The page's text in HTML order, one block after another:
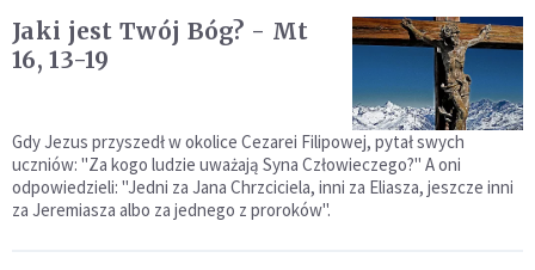
Jaki jest Twój Bóg? - Mt
16, 13-19
Gdy Jezus przyszedł w okolice Cezarei Filipowej, pytał swych
uczniów: "Za kogo ludzie uważają Syna Człowieczego?" A oni
odpowiedzieli: "Jedni za Jana Chrzciciela, inni za Eliasza, jeszcze inni
za Jeremiasza albo za jednego z proroków".